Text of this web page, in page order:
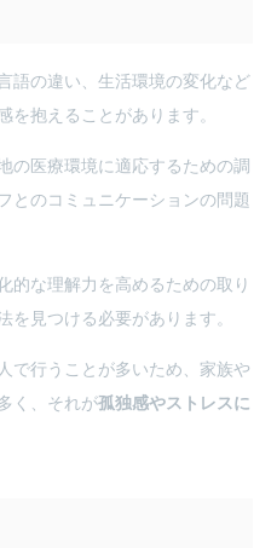
語の違い、生活環境の変化など
を抱えることがあります。
の医療環境に適応するための調
とのコミュニケーションの問題
的な理解力を高めるための取り
を見つける必要があります。
で行うことが多いため、家族や
く、それが孤独感やストレスに